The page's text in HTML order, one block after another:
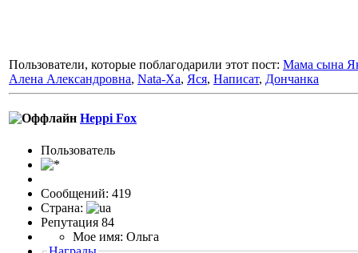
Пользователи, которые поблагодарили этот пост: Мама сына
Алена Александровна, Nata-Xa, Яся, Написат, Дончанка
Heppi Fox
Пользовaтeль
Сообщений: 419
Страна:
Репутация 84
Мое имя: Ольга